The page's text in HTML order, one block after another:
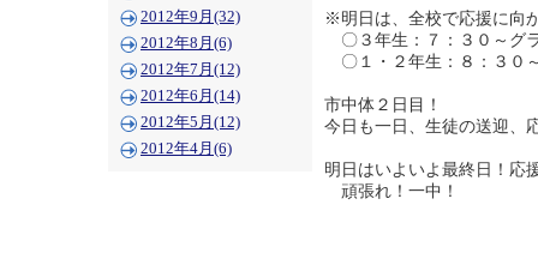
2012年9月(32)
2012年8月(6)
2012年7月(12)
2012年6月(14)
2012年5月(12)
2012年4月(6)
※明日は、全校で応援に向
〇３年生：７：３０～グ
〇１・２年生：８：３０
市中体２日目！
今日も一日、生徒の送迎、
明日はいよいよ最終日！応
頑張れ！一中！